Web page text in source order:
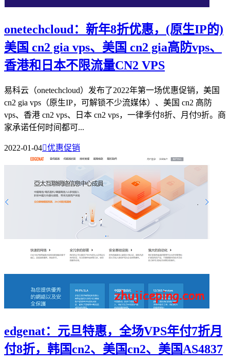
onetechcloud：新年8折优惠，(原生IP的)
美国 cn2 gia vps、美国 cn2 gia高防vps、
香港和日本不限流量CN2 VPS
易科云（onetechcloud）发布了2022年第一场优惠促销，美国
cn2 gia vps（原生IP，可解锁不少流媒体）、美国 cn2 高防
vps、香港 cn2 vps、日本 cn2 vps，一律季付8折、月付9折。商
家承诺任何时间都可...
2022-01-04优惠促销
edgenat：元旦特惠，全场VPS年付7折月
付8折，韩国cn2、美国cn2、美国AS4837